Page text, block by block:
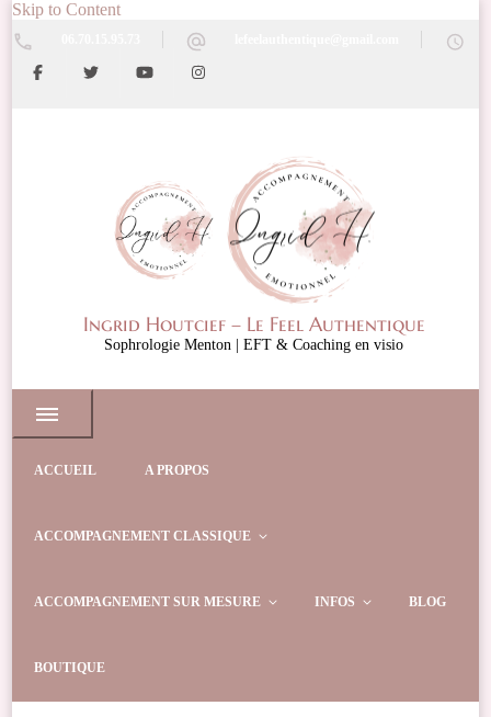
Skip to Content
Ingrid Houtcief – Le Feel Authentique
Sophrologie Menton | EFT & Coaching en visio
ACCUEIL A PROPOS
ACCOMPAGNEMENT CLASSIQUE
ACCOMPAGNEMENT SUR MESURE INFOS BLOG
BOUTIQUE